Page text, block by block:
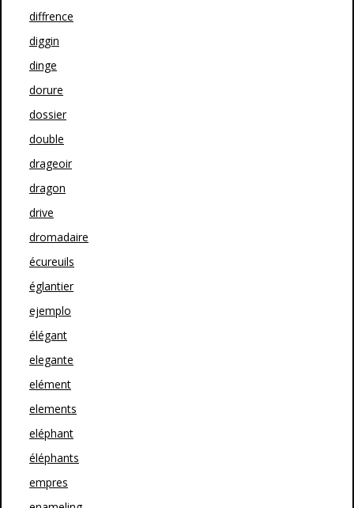
diffrence
diggin
dinge
dorure
dossier
double
drageoir
dragon
drive
dromadaire
écureuils
églantier
ejemplo
élégant
elegante
elément
elements
eléphant
éléphants
empres